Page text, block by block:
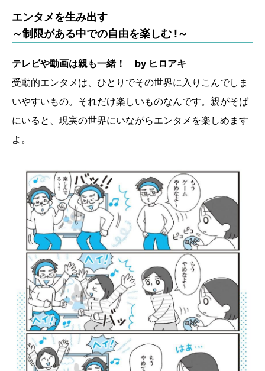
エンタメを生み出す
～制限がある中での自由を楽しむ !～
テレビや動画は親も一緒！ by ヒロアキ
受動的エンタメは、ひとりでその世界に入りこんでしま
いやすいもの。それだけ楽しいものなんです。親がそば
にいると、現実の世界にいながらエンタメを楽しめます
よ。